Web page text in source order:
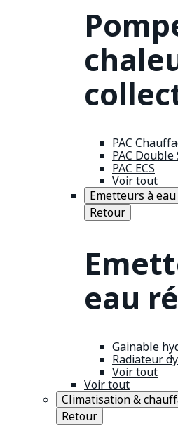
PAC
PAC Double
PAC ECS
Voir tout
Emetteurs à
Retour
eau
Gainable
Radiateur
Voir tout
Voir tout
Climatisation &
Retour